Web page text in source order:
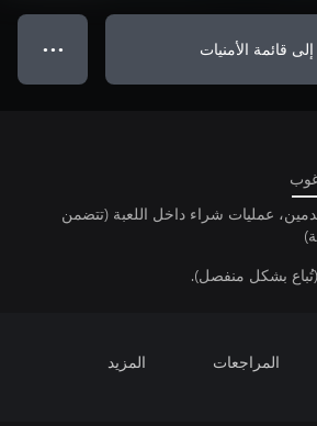
قائمة الأمنيات ● ● ●
عمليات شراء داخل اللعبة (تتضمن
بشكل منفصل).
المراجعات المزيد